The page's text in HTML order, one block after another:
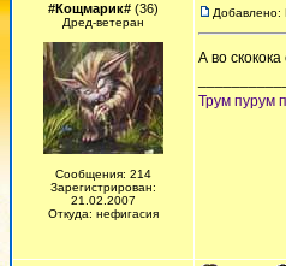
#Кощмарик# (36)
Дред-ветеран
Сообщения: 214
Зарегистрирован:
21.02.2007
Откуда: нефигасия
Добавлено:
А во
Трум пурум